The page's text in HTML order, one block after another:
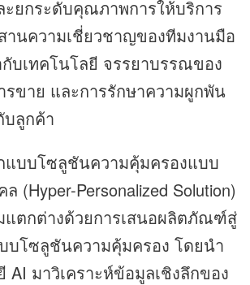
ยกระดับคุณภาพการให้บริการ
านความเชี่ยวชาญของทีมงานมือ
บเทคโนโลยี จรรยาบรรณของ
รขาย และการรักษาความผูกพัน
บลูกค้า
แบบโซลูชันความคุ้มครองแบบ
(Hyper-Personalized Solution)
แตกต่างด้วยการเสนอผลิตภัณฑ์สู่
บโซลูชันความคุ้มครอง โดยนำ
AI มาวิเคราะห์ข้อมูลเชิงลึกของ